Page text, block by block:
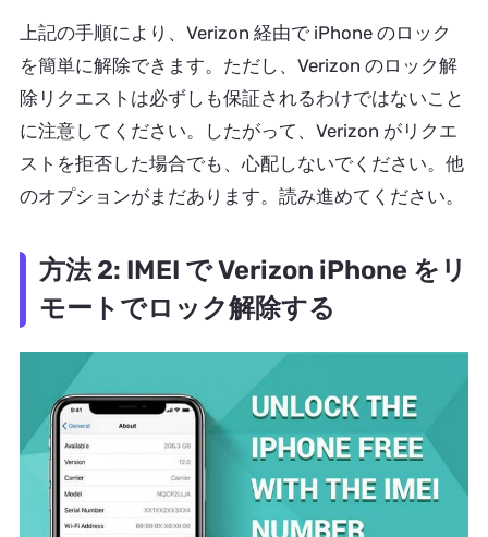
上記の手順により、Verizon 経由で iPhone のロック
を簡単に解除できます。ただし、Verizon のロック解
除リクエストは必ずしも保証されるわけではないこと
に注意してください。したがって、Verizon がリクエ
ストを拒否した場合でも、心配しないでください。他
のオプションがまだあります。読み進めてください。
方法 2: IMEI で Verizon iPhone をリ
モートでロック解除する